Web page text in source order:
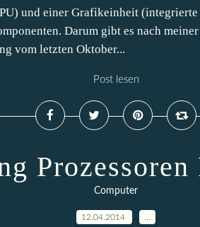
und einer Grafikeinheit
Darum gibt es nach
vom letzten Oktober...
Post lesen
Computer
12.04.2014